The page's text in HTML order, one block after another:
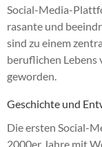
Social-Media-
rasante und
sind zu einem
beruflichen Lebens
geworden.
Geschichte und
Die ersten Social-
2000er Jahre mit